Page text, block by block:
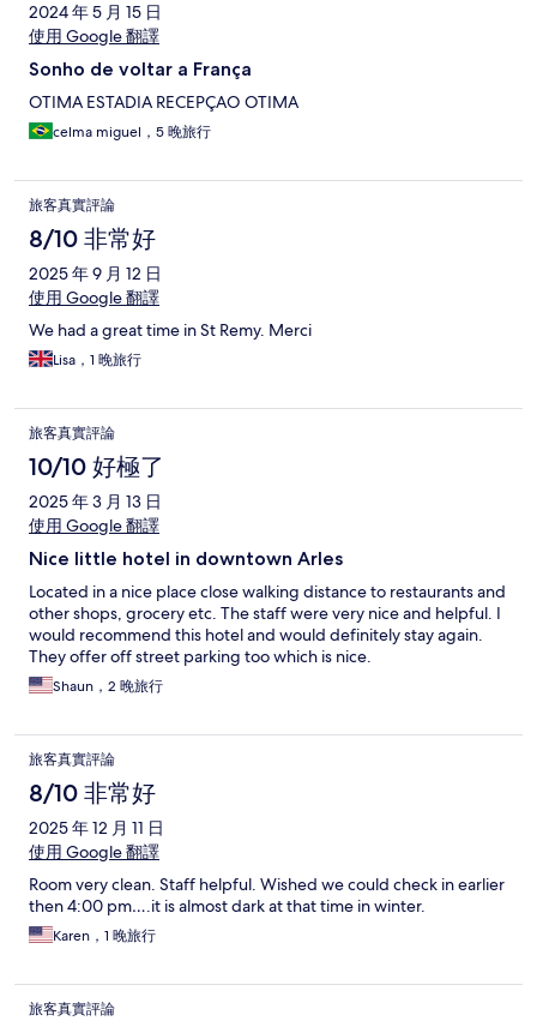
2024 年 5 月 15 日
使用 Google 翻譯
Sonho de voltar a França
OTIMA ESTADIA RECEPÇAO OTIMA
celma miguel，5 晚旅行
旅客真實評論
8/10 非常好
2025 年 9 月 12 日
使用 Google 翻譯
We had a great time in St Remy. Merci
Lisa，1 晚旅行
旅客真實評論
10/10 好極了
2025 年 3 月 13 日
使用 Google 翻譯
Nice little hotel in downtown Arles
Located in a nice place close walking distance to restaurants and
other shops, grocery etc. The staff were very nice and helpful. I
would recommend this hotel and would definitely stay again.
They offer off street parking too which is nice.
Shaun，2 晚旅行
旅客真實評論
8/10 非常好
2025 年 12 月 11 日
使用 Google 翻譯
Room very clean. Staff helpful. Wished we could check in earlier
then 4:00 pm….it is almost dark at that time in winter.
Karen，1 晚旅行
旅客真實評論